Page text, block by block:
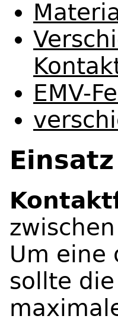
EMV-
Um eine
sollte die